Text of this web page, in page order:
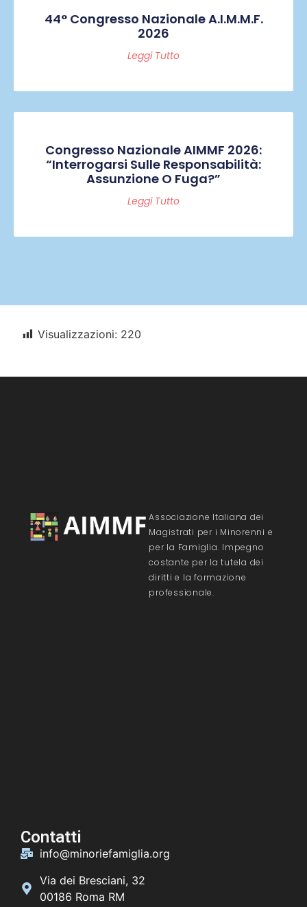
44° Congresso Nazionale A.I.M.M.F.
2026
Leggi Tutto
Congresso Nazionale AIMMF 2026:
“Interrogarsi Sulle Responsabilità:
Assunzione O Fuga?”
Leggi Tutto
Visualizzazioni: 220
Associazione Italiana dei
Magistrati per i Minorenni e
per la Famiglia. Impegno
costante per la tutela dei
diritti e la formazione
professionale.
Contatti
info@minoriefamiglia.org
Via dei Bresciani, 32
00186 Roma RM